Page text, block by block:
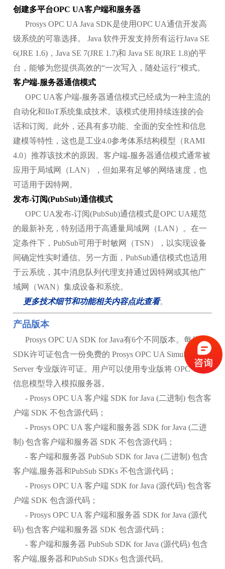
创建多平台OPC UA客户端和服务器
Prosys OPC UA Java SDK是使用OPC UA通信开发高
级系统的可靠选择。 Java 软件开发支持所有运行Java SE
6(JRE 1.6)，Java SE 7(JRE 1.7)和 Java SE 8(JRE 1.8)的平
台，能够为您提供高效的“一次写入，随处运行”模式。
客户端-服务器通信模式
OPC UA客户端-服务器通信模式已经成为一种主流的
自动化和IIoT系统集成技术。该模式使用持续连接的会
话和订阅。此外，还具有多功能、全面的安全性和信息
建模等特性，这也是工业4.0参考体系结构模型（RAMI
4.0）推荐该技术的原因。客户端-服务器通信模式通常被
应用于局域网（LAN），但如果有足够的网络速度，也
可适用于因特网。
发布-订阅(PubSub)通信模式
OPC UA发布-订阅(PubSub)通信模式是OPC UA规范
的最新补充，特别适用于高通量局域网（LAN）。在一
定条件下，PubSub可用于时敏网（TSN），以实现设备
间确定性实时通信。另一方面，PubSub通信模式也适用
于云系统，其中消息队列代理支持通过因特网或其他广
域网（WAN）集成设备和系统。
更多技术细节和功能相关内容点此查看。
产品版本
Prosys OPC UA SDK for Java有6个不同版本。每份
SDK许可证包含一份免费的 Prosys OPC UA Simulation
Server 专业版许可证。用户可以使用专业版将 OPC UA
信息模型导入模拟服务器。
- Prosys OPC UA 客户端 SDK for Java (二进制) 包含客
户端 SDK 不包含源代码；
- Prosys OPC UA 客户端和服务器 SDK for Java (二进
制) 包含客户端和服务器 SDK 不包含源代码；
- 客户端和服务器 PubSub SDK for Java (二进制) 包含
客户端,服务器和PubSub SDKs 不包含源代码；
- Prosys OPC UA 客户端 SDK for Java (源代码) 包含客
户端 SDK 包含源代码；
- Prosys OPC UA 客户端和服务器 SDK for Java (源代
码) 包含客户端和服务器 SDK 包含源代码；
- 客户端和服务器 PubSub SDK for Java (源代码) 包含
客户端,服务器和PubSub SDKs 包含源代码。